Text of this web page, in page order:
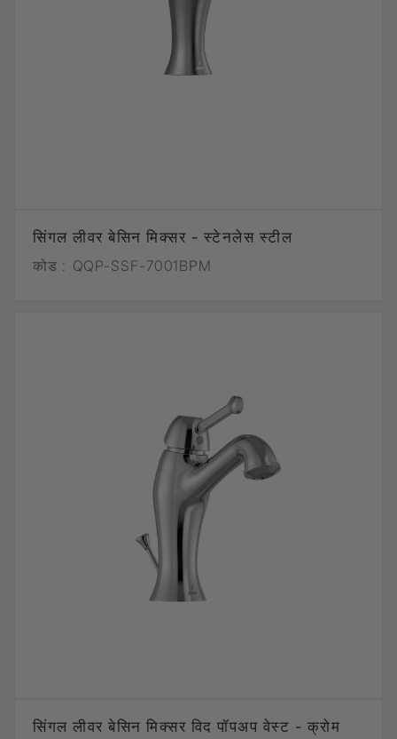
सिंगल लीवर बेसिन मिक्सर - स्टेनलेस स्टील
कोड : QQP-SSF-7001BPM
सिंगल लीवर बेसिन मिक्सर विद पॉपअप वेस्ट - क्रोम